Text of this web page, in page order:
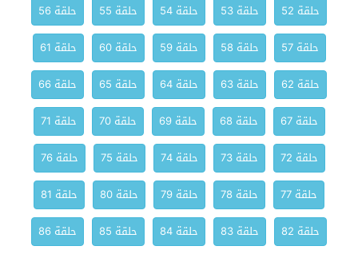
حلقة 52
حلقة 53 حلقة 54 حلقة 55
حلقة 56
حلقة 57
حلقة 58 حلقة 59 حلقة 60
حلقة 61
حلقة 62
حلقة 63 حلقة 64 حلقة 65
حلقة 66
حلقة 67
حلقة 68 حلقة 69 حلقة 70
حلقة 71
حلقة 72
حلقة 73 حلقة 74 حلقة 75
حلقة 76
حلقة 77
حلقة 78 حلقة 79 حلقة 80
حلقة 81
حلقة 82
حلقة 83 حلقة 84 حلقة 85 حلقة 86